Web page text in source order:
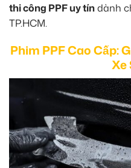
thi công PPF uy tíndành
TP.HCM.
Phim PPF Cao Cấp:
Xe